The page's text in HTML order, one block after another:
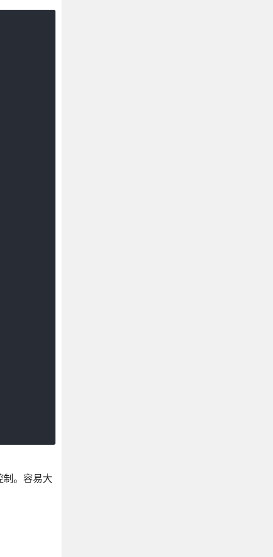
。容易大